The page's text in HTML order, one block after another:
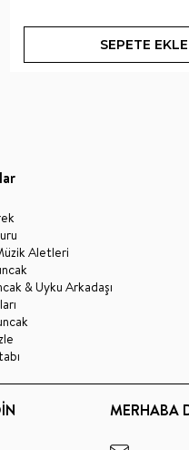
SEPETE EKLE
Aletleri
& Uyku Arkadaşı
MERHABA